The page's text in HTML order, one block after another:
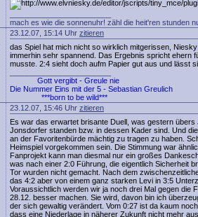
mach es wie die sonnenuhr! zähl die heit'ren stunden
23.12.07, 15:14 Uhr zitieren
das Spiel hat mich nicht so wirklich mitgerissen,
immerhin sehr spannend. Das Ergebnis spricht ehern
musste. 2:4 sieht doch aufm Papier gut aus und lässt
Gott vergibt - Greule nie
Die Nummer Eins mit der 5 - Sebastian Greulich
***born to be wild***
23.12.07, 15:46 Uhr zitieren
Es war das erwartet brisante Duell, was gestern
Jonsdorfer standen bzw. in dessen Kader sind. Und
an der Favoritenbürde mächtig zu tragen zu haben.
Heimspiel vorgekommen sein. Die Stimmung war
Fanprojekt kann man diesmal nur ein großes
was nach einer 2:0 Führung, die eigentlich Sicherheit
Tor wurden nicht gemacht. Nach dem
das 4:2 aber von einem ganz starken Levi in 3:5
Voraussichtlich werden wir ja noch drei Mal gegen die
28.12. besser machen. Sie wird, davon bin ich
der sich gewaltig verändert. Vom 0:27 ist da kaum
dass eine Niederlage in näherer Zukunft nicht mehr